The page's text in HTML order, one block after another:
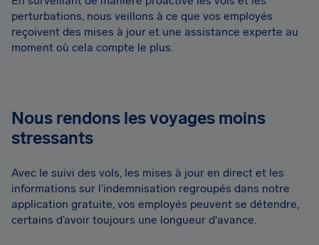
perturbations, nous veillons à ce que vos employés
reçoivent des mises à jour et une assistance experte au
moment où cela compte le plus.
Nous rendons les voyages moins
stressants
Avec le suivi des vols, les mises à jour en direct et les
informations sur l’indemnisation regroupés dans notre
application gratuite, vos employés peuvent se détendre,
certains d’avoir toujours une longueur d'avance.